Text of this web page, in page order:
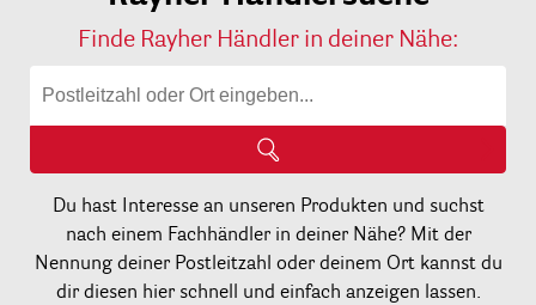
Finde Rayher Händler in deiner Nähe:
Du hast Interesse an unseren Produkten und suchst
nach einem Fachhändler in deiner Nähe? Mit der
Nennung deiner Postleitzahl oder deinem Ort kannst du
dir diesen hier schnell und einfach anzeigen lassen.